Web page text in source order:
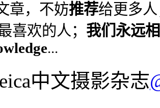
章，不妨推荐给更多
喜欢的人； 我们永远
...
中文摄影杂志